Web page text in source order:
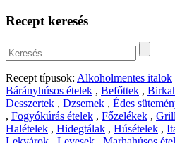
Recept keresés
Recept típusok: Alkoholmentes italok
Bárányhúsos ételek , Befőttek ,
Desszertek , Dzsemek , Édes
, Fogyókúrás ételek , Főzelékek ,
Halételek , Hidegtálak , Húsételek ,